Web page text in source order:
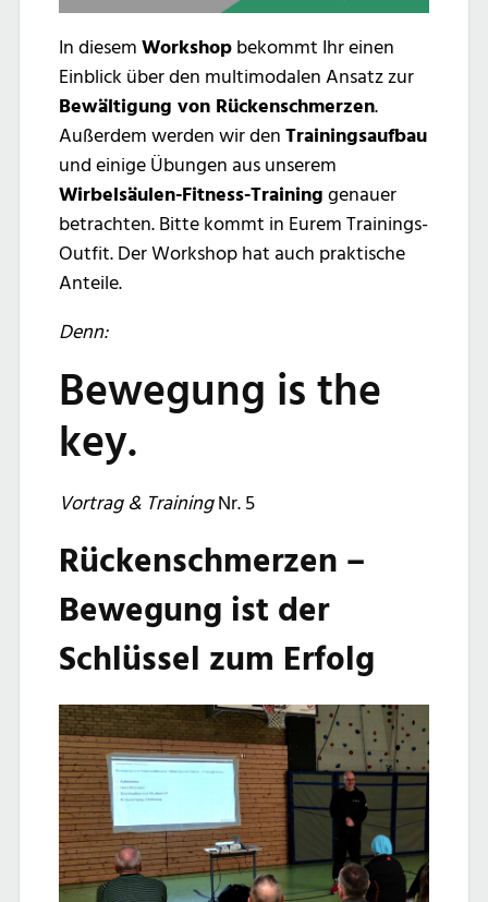
In diesem Workshop bekommt Ihr einen
Einblick über den multimodalen Ansatz zur
Bewältigung von Rückenschmerzen.
Außerdem werden wir den Trainingsaufbau
und einige Übungen aus unserem
Wirbelsäulen-Fitness-Training genauer
betrachten. Bitte kommt in Eurem Trainings-
Outfit. Der Workshop hat auch praktische
Anteile.
Denn:
Bewegung is the
key.
Vortrag & TrainingNr. 5
Rückenschmerzen –
Bewegung ist der
Schlüssel zum Erfolg